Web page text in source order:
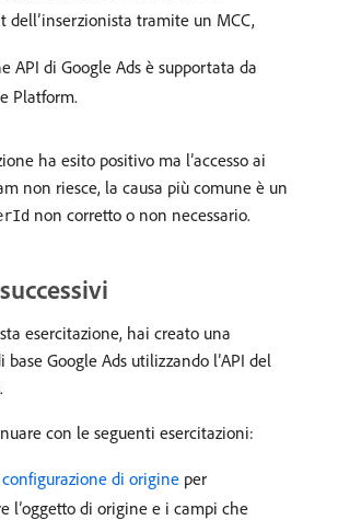
dell’inserzionista tramite un MCC,
API di Google Ads è supportata da
Platform.
ha esito positivo ma l’accesso ai
non riesce, la causa più comune è un
non corretto o non necessario.
esercitazione, hai creato una
base Google Ads utilizzando l’API del
con le seguenti esercitazioni:
configurazione di origine per
l’oggetto di origine e i campi che